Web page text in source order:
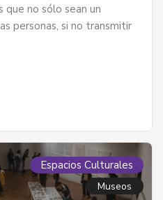
que no sólo sean un
personas, si no transmitir
Espacios Culturales
Museos